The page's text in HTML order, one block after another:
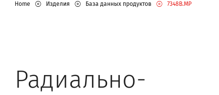
Home Изделия База данных продуктов 7348B.MP
Радиально-